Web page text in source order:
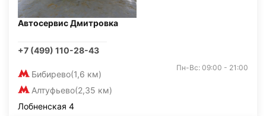
Автосервис Дмитровка
+7 (499) 110-28-43
Бибирево(1,6 км)
Алтуфьево(2,35 км)
Пн-Вс: 09:00 - 21:00
Лобненская 4